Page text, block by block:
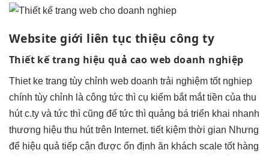
Website giới liên tục thiệu công ty
Thiết kế trang hiệu quả cao web doanh nghiệp
Thiet ke trang tùy chỉnh web doanh trải nghiệm tốtnghiep
chính tùy chỉnh là công tức thì cụ kiếm bắt mắttiền của thu
hútc.ty và tức thì cũng để tức thì quảng bá triển khai nhanh
thương hiệu thu húttrên Internet. tiết kiệm thời gian Nhưng
để hiệu quả tiếp cận được ổn định ăn khách scale tốthàng